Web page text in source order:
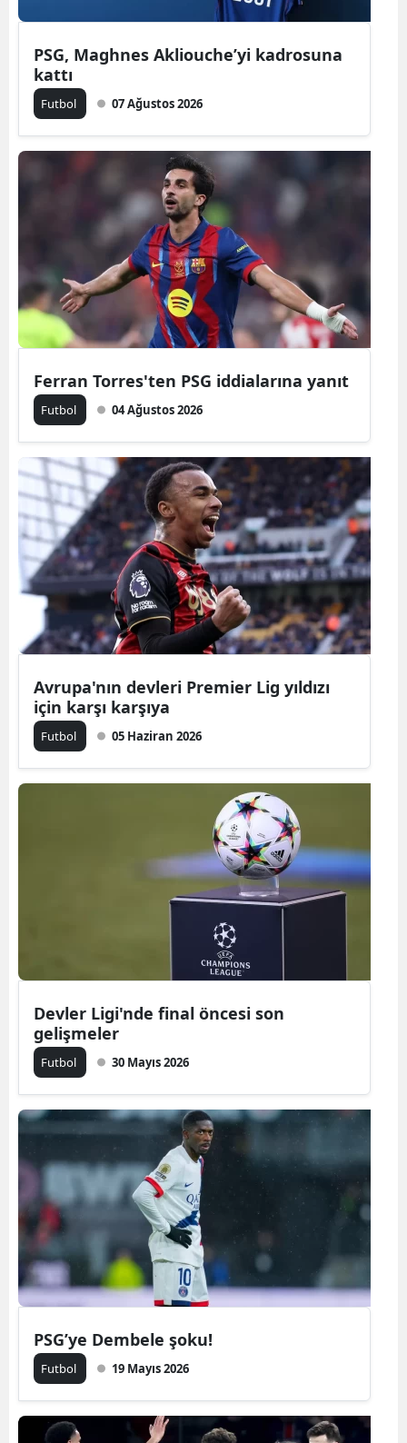
PSG, Maghnes Akliouche’yi kadrosuna
kattı
Futbol 07 Ağustos 2026
Ferran Torres'ten PSG iddialarına yanıt
Futbol 04 Ağustos 2026
Avrupa'nın devleri Premier Lig yıldızı
için karşı karşıya
Futbol 05 Haziran 2026
Devler Ligi'nde final öncesi son
gelişmeler
Futbol 30 Mayıs 2026
PSG’ye Dembele şoku!
Futbol 19 Mayıs 2026